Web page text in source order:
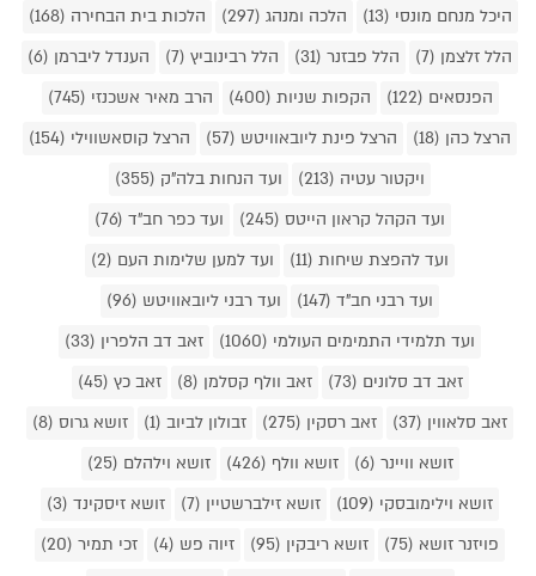
היכל מנחם מונסי (13) הלכה ומנהג (297)
הלכות בית הבחירה (168)
הלל זלצמן (7)
הלל פבזנר (31) הלל רבינוביץ (7)
הענדל ליברמן (6)
הפנסאים (122)
הקפות שניות (400)
הרב מאיר אשכנזי (745)
הרצל כהן (18)
הרצל פינת ליובאוויטש (57)
הרצל קוסאשווילי (154)
ויקטור עטיה (213)
ועד הנחות בלה"ק (355)
ועד הקהל קראון הייטס (245)
ועד כפר חב"ד (76)
ועד להפצת שיחות (11)
ועד למען שלימות העם (2)
ועד רבני חב"ד (147)
ועד רבני ליובאוויטש (96)
ועד תלמידי התמימים העולמי (1060)
זאב דב הלפרין (33)
זאב דב סלונים (73)
זאב וולף קסלמן (8)
זאב כץ (45)
זאב סלאווין (37)
זאב רסקין (275) זבולון לביוב (1)
זושא גרוס (8)
זושא וויינר (6)
זושא וולף (426)
זושא וילהלם (25)
זושא וילימובסקי (109)
זושא זילברשטיין (7)
זושא זיסקינד (3)
פויזנר זושא (75)
זושא ריבקין (95) זיוה פש (4)
זכי תמיר (20)